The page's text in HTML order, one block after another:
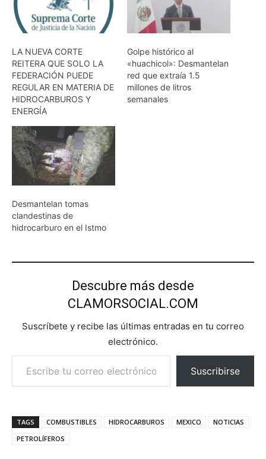
LA NUEVA CORTE
REITERA QUE SOLO LA
FEDERACIÓN PUEDE
REGULAR EN MATERIA DE
HIDROCARBUROS Y
ENERGÍA
Golpe histórico al
«huachicol»: Desmantelan
red que extraía 1.5
millones de litros
semanales
Desmantelan tomas
clandestinas de
hidrocarburo en el Istmo
Descubre más desde
CLAMORSOCIAL.COM
Suscríbete y recibe las últimas entradas en tu correo
electrónico.
Escribe tu correo electrónico…
Suscribirse
TAGS COMBUSTIBLES HIDROCARBUROS MEXICO
NOTICIAS
PETROLÍFEROS